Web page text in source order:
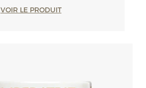
VOIR LE PRODUIT